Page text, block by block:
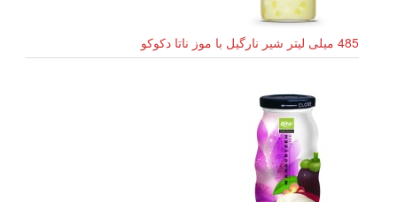
485 میلی لیتر شیر نارگیل با موز ناتا دکوکو